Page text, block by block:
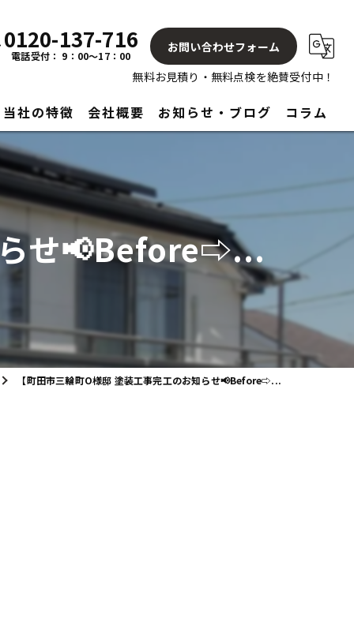
0120-137-716
電話受付： 9：00～17：00
お問い合わせフォーム
無料お見積り・無料点検を絶賛受付中！
当社の特徴
屋根
塗り替え
見積もり
会社概要 お知らせ・ブログ コラム
らせ📢Before⇨...
【町田市三輪町O様邸 塗装工事完工のお知らせ📢Before⇨...